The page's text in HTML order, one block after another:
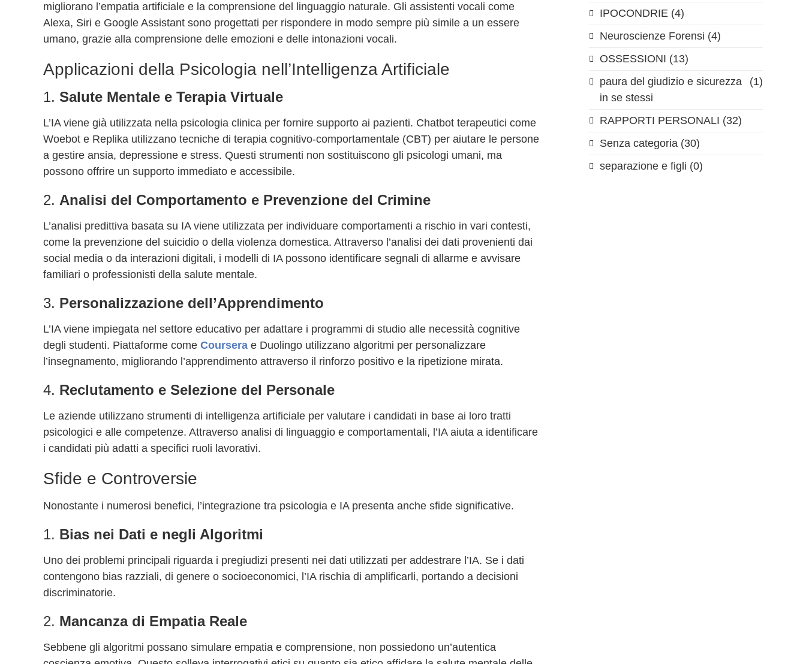
migliorano l’empatia artificiale e la comprensione del linguaggio naturale. Gli assistenti vocali come
Alexa, Siri e Google Assistant sono progettati per rispondere in modo sempre più simile a un essere
umano, grazie alla comprensione delle emozioni e delle intonazioni vocali.
Applicazioni della Psicologia nell’Intelligenza Artificiale
1. Salute Mentale e Terapia Virtuale
L’IA viene già utilizzata nella psicologia clinica per fornire supporto ai pazienti. Chatbot terapeutici come
Woebot e Replika utilizzano tecniche di terapia cognitivo-comportamentale (CBT) per aiutare le persone
a gestire ansia, depressione e stress. Questi strumenti non sostituiscono gli psicologi umani, ma
possono offrire un supporto immediato e accessibile.
2. Analisi del Comportamento e Prevenzione del Crimine
L’analisi predittiva basata su IA viene utilizzata per individuare comportamenti a rischio in vari contesti,
come la prevenzione del suicidio o della violenza domestica. Attraverso l’analisi dei dati provenienti dai
social media o da interazioni digitali, i modelli di IA possono identificare segnali di allarme e avvisare
familiari o professionisti della salute mentale.
3. Personalizzazione dell’Apprendimento
L’IA viene impiegata nel settore educativo per adattare i programmi di studio alle necessità cognitive
degli studenti. Piattaforme come Coursera e Duolingo utilizzano algoritmi per personalizzare
l’insegnamento, migliorando l’apprendimento attraverso il rinforzo positivo e la ripetizione mirata.
4. Reclutamento e Selezione del Personale
Le aziende utilizzano strumenti di intelligenza artificiale per valutare i candidati in base ai loro tratti
psicologici e alle competenze. Attraverso analisi di linguaggio e comportamentali, l’IA aiuta a identificare
i candidati più adatti a specifici ruoli lavorativi.
Sfide e Controversie
Nonostante i numerosi benefici, l’integrazione tra psicologia e IA presenta anche sfide significative.
1. Bias nei Dati e negli Algoritmi
Uno dei problemi principali riguarda i pregiudizi presenti nei dati utilizzati per addestrare l’IA. Se i dati
contengono bias razziali, di genere o socioeconomici, l’IA rischia di amplificarli, portando a decisioni
discriminatorie.
2. Mancanza di Empatia Reale
Sebbene gli algoritmi possano simulare empatia e comprensione, non possiedono un’autentica
IPOCONDRIE (4)
Neuroscienze Forensi (4)
OSSESSIONI (13)
paura del giudizio e sicurezza
in se stessi
(1)
RAPPORTI PERSONALI (32)
Senza categoria (30)
separazione e figli (0)